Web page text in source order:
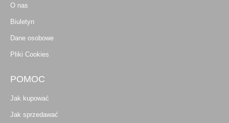
O nas
Biuletyn
Dane osobowe
Pliki Cookies
POMOC
Jak kupować
Jak sprzedawać